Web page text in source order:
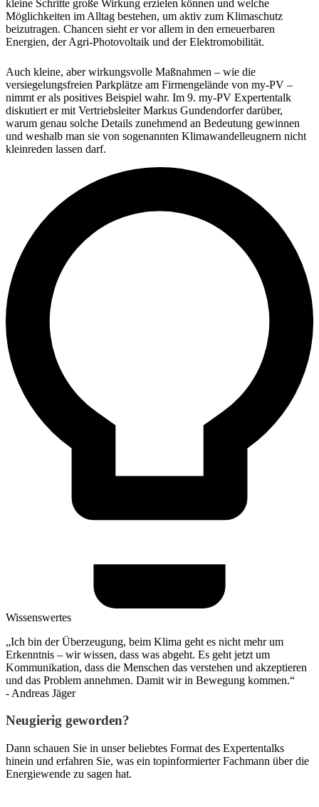
kleine Schritte große Wirkung erzielen können und welche
Möglichkeiten im Alltag bestehen, um aktiv zum Klimaschutz
beizutragen. Chancen sieht er vor allem in den erneuerbaren
Energien, der Agri-Photovoltaik und der Elektromobilität.
Auch kleine, aber wirkungsvolle Maßnahmen – wie die
versiegelungsfreien Parkplätze am Firmengelände von my-PV –
nimmt er als positives Beispiel wahr. Im 9. my-PV Expertentalk
diskutiert er mit Vertriebsleiter Markus Gundendorfer darüber,
warum genau solche Details zunehmend an Bedeutung gewinnen
und weshalb man sie von sogenannten Klimawandelleugnern nicht
kleinreden lassen darf.
Wissenswertes
„Ich bin der Überzeugung, beim Klima geht es nicht mehr um
Erkenntnis – wir wissen, dass was abgeht. Es geht jetzt um
Kommunikation, dass die Menschen das verstehen und akzeptieren
und das Problem annehmen. Damit wir in Bewegung kommen.“
- Andreas Jäger
Neugierig geworden?
Dann schauen Sie in unser beliebtes Format des Expertentalks
hinein und erfahren Sie, was ein topinformierter Fachmann über die
Energiewende zu sagen hat.